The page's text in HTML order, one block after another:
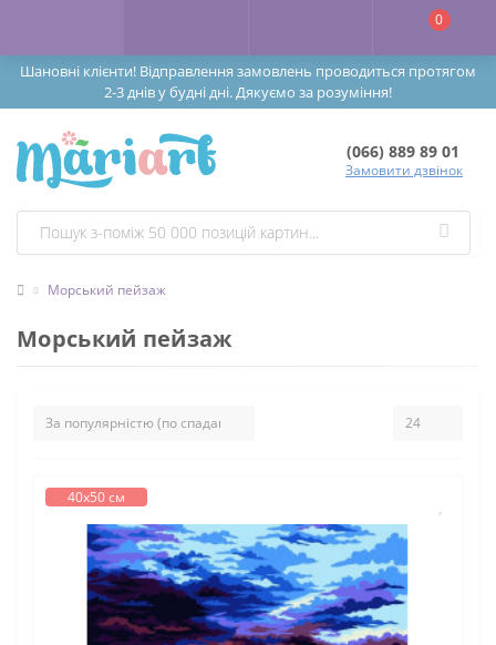
Шановні клієнти! Відправлення замовлень проводиться протягом
2-3 днів у будні дні. Дякуємо за розуміння!
0
(066) 889 89 01
Замовити дзвінок
Морський пейзаж
Морський пейзаж
40х50 см